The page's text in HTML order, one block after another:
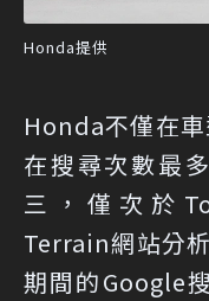
Honda提供
Honda不僅在
在搜尋次數最
三，僅次於
Terrain網站分
期間的Google